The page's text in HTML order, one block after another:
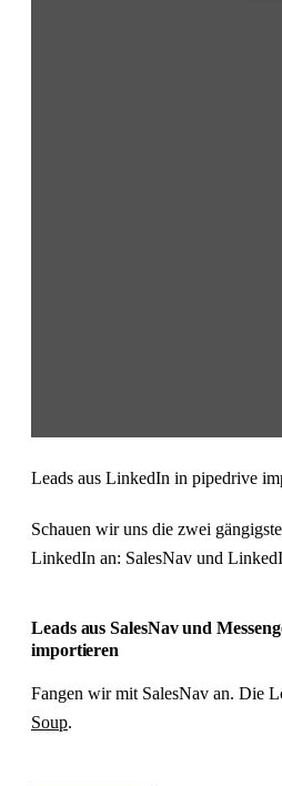
Leads aus LinkedIn in pipedrive
Schauen wir uns die zwei
LinkedIn an: SalesNav und
Leads aus SalesNav und
importieren
Fangen wir mit SalesNav an. Die
Soup.